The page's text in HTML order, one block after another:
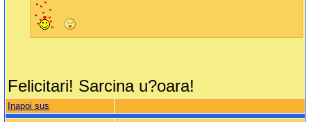
Felicitari! Sarcina u?oara!
Inapoi sus